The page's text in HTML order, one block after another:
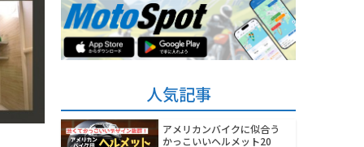
人気記事
アメリカンバイクに似合う
かっこいいヘルメット20